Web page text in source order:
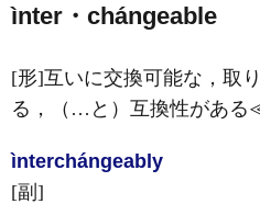
ìnter・chángeable
[形]互いに交換可能な，取
る，（…と）互換性がある
ìnterchángeably
[副]